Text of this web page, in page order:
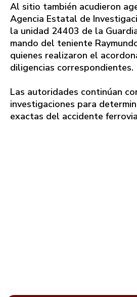
Al sitio también acudieron
Agencia Estatal de
la unidad 24403 de la
mando del teniente
quienes realizaron el
diligencias correspondientes.
Las autoridades continúan
investigaciones para
exactas del accidente